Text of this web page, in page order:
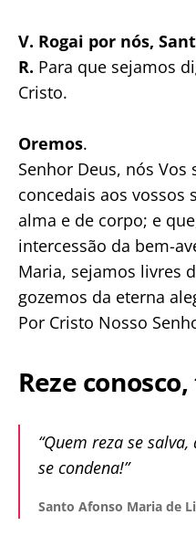
V. Rogai por nós,
R. Para que sejamos
Cristo.
Oremos.
Senhor Deus, nós
concedais aos vossos
alma e de corpo; e
intercessão da bem-
Maria, sejamos livres
gozemos da eterna
Por Cristo Nosso
Reze
“Quem reza se
se condena!”
Santo Afonso Maria de